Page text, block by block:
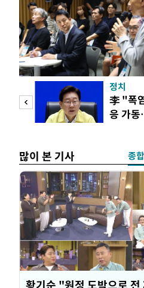
정치
李 "폭
응 가
많이 본 기사 종합
황기순 "원정 도박으로 전